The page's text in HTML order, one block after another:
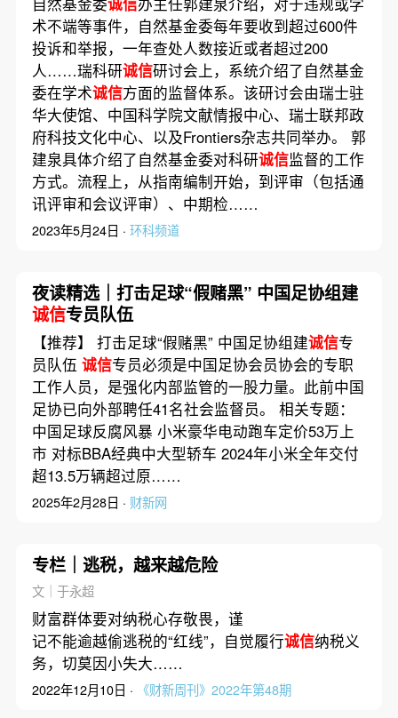
术不端等事件，自然基金委每年要收到超过600件
投诉和举报，一年查处人数接近或者超过200
人……瑞科研诚信研讨会上，系统介绍了自然基金
委在学术诚信方面的监督体系。该研讨会由瑞士驻
华大使馆、中国科学院文献情报中心、瑞士联邦政
府科技文化中心、以及Frontiers杂志共同举办。 郭
建泉具体介绍了自然基金委对科研诚信监督的工作
方式。流程上，从指南编制开始，到评审（包括通
讯评审和会议评审）、中期检……
2023年5月24日 · 环科频道
夜读精选｜打击足球“假赌黑” 中国足协组建
诚信专员队伍
【推荐】 打击足球“假赌黑” 中国足协组建诚信专
员队伍 诚信专员必须是中国足协会员协会的专职
工作人员，是强化内部监管的一股力量。此前中国
足协已向外部聘任41名社会监督员。 相关专题：
中国足球反腐风暴 小米豪华电动跑车定价53万上
市 对标BBA经典中大型轿车 2024年小米全年交付
超13.5万辆超过原……
2025年2月28日 · 财新网
专栏｜逃税，越来越危险
文｜于永超
财富群体要对纳税心存敬畏，谨
记不能逾越偷逃税的“红线”，自觉履行诚信纳税义
务，切莫因小失大……
2022年12月10日 · 《财新周刊》2022年第48期